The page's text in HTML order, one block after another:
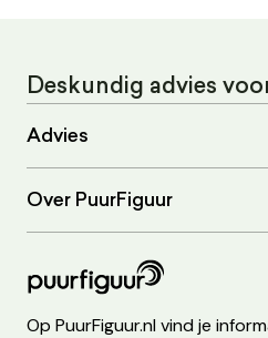
Deskundig advies
Advies
Over PuurFiguur
Op PuurFiguur.nl vind je